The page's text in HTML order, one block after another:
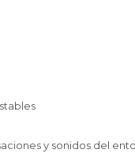
y sonidos del